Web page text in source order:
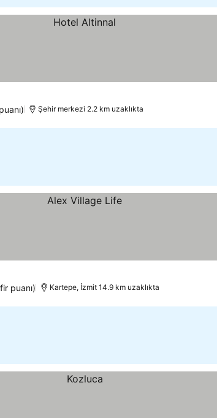
Şehir merkezi 2.2 km uzaklıkta
puanı) Kartepe, İzmit 14.9 km uzaklıkta